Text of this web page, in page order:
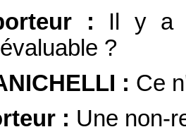
: Il y a
?
: Ce
: Une non-